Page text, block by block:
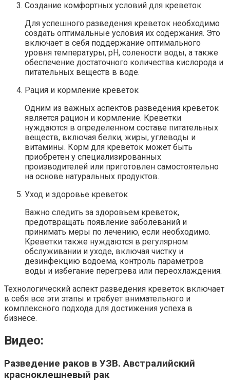
Создание комфортных условий для креветок
Для успешного разведения креветок необходимо
создать оптимальные условия их содержания. Это
включает в себя поддержание оптимального
уровня температуры, pH, солености воды, а также
обеспечение достаточного количества кислорода и
питательных веществ в воде.
Рация и кормление креветок
Одним из важных аспектов разведения креветок
является рацион и кормление. Креветки
нуждаются в определенном составе питательных
веществ, включая белки, жиры, углеводы и
витамины. Корм для креветок может быть
приобретен у специализированных
производителей или приготовлен самостоятельно
на основе натуральных продуктов.
Уход и здоровье креветок
Важно следить за здоровьем креветок,
предотвращать появление заболеваний и
принимать меры по лечению, если необходимо.
Креветки также нуждаются в регулярном
обслуживании и уходе, включая чистку и
дезинфекцию водоема, контроль параметров
воды и избегание перегрева или переохлаждения.
Технологический аспект разведения креветок включает
в себя все эти этапы и требует внимательного и
комплексного подхода для достижения успеха в
бизнесе.
Видео:
Разведение раков в УЗВ. Австралийский
красноклешневый рак